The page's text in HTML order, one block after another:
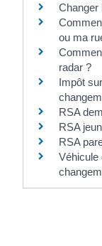
Changer
ou ma
radar ?
Impôt
RSA
RSA
RSA
Véhicule